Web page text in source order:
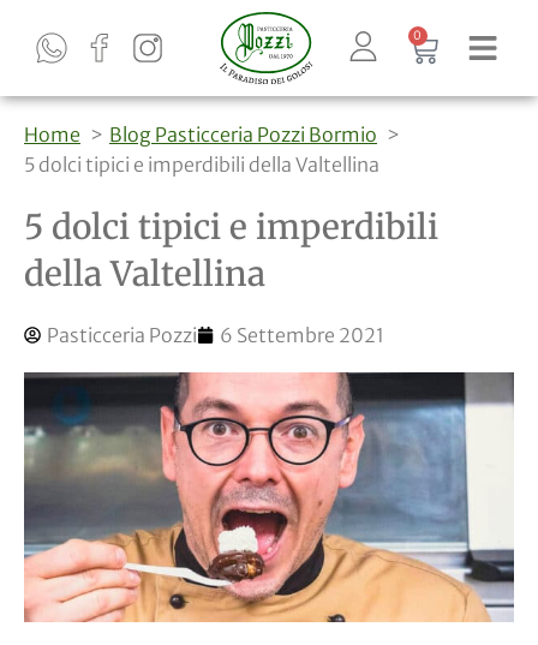
0
Home
Blog Pasticceria Pozzi Bormio
5 dolci tipici e imperdibili della Valtellina
5 dolci tipici e imperdibili
della Valtellina
Pasticceria Pozzi 6 Settembre 2021